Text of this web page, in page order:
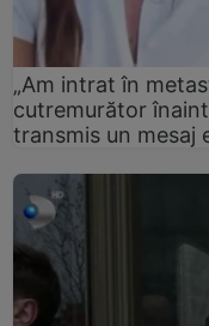
„Am intrat în
cutremurător
transmis un mesaj